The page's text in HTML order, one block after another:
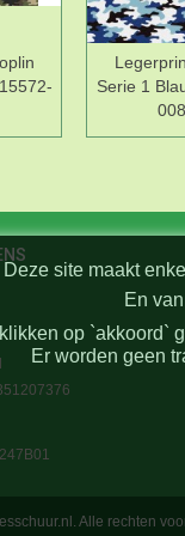
Serie 1
Deze site maakt
En van
op `akkoord`
Er worden geen
Alle rechten